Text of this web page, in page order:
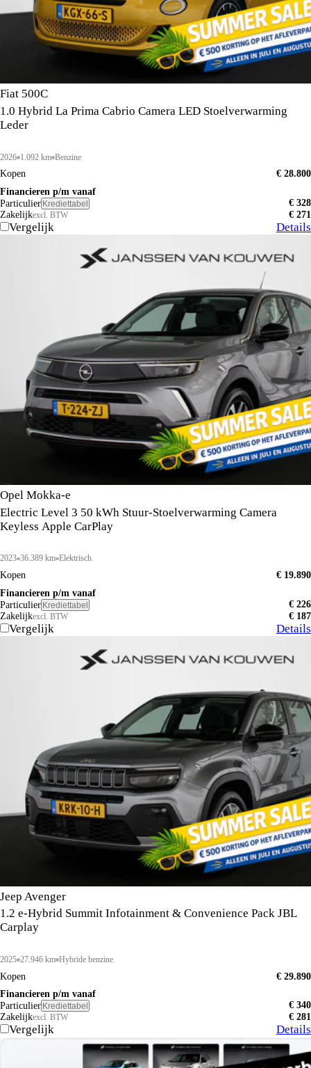
Fiat 500C
1.0 Hybrid La Prima Cabrio Camera LED Stoelverwarming
Leder
2026 1.092 km Benzine
Kopen
€ 28.800
Financieren p/m vanaf
Particulier Krediettabel
€ 328
Zakelijkexcl. BTW € 271
Vergelijk Details
Opel Mokka-e
Electric Level 3 50 kWh Stuur-Stoelverwarming Camera
Keyless Apple CarPlay
2023 36.389 km Elektrisch
Kopen
€ 19.890
Financieren p/m vanaf
Particulier Krediettabel
€ 226
Zakelijkexcl. BTW € 187
Vergelijk Details
Jeep Avenger
1.2 e-Hybrid Summit Infotainment & Convenience Pack JBL
Carplay
2025 27.946 km Hybride benzine
Kopen
€ 29.890
Financieren p/m vanaf
Particulier Krediettabel
€ 340
Zakelijkexcl. BTW € 281
Vergelijk Details